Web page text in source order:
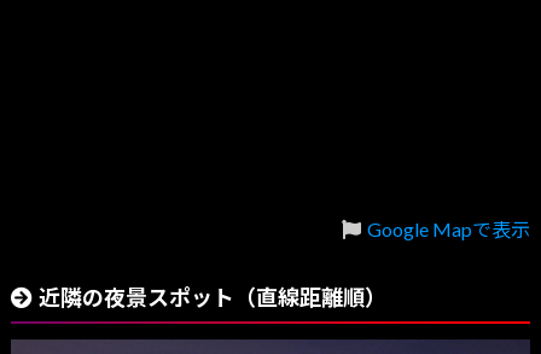
Google Mapで表示
近隣の夜景スポット（直線距離順）